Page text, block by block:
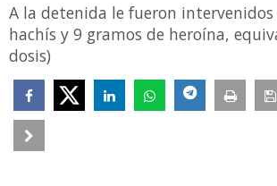
A la detenida le fueron intervenidos
hachís y 9 gramos de heroína,
dosis)